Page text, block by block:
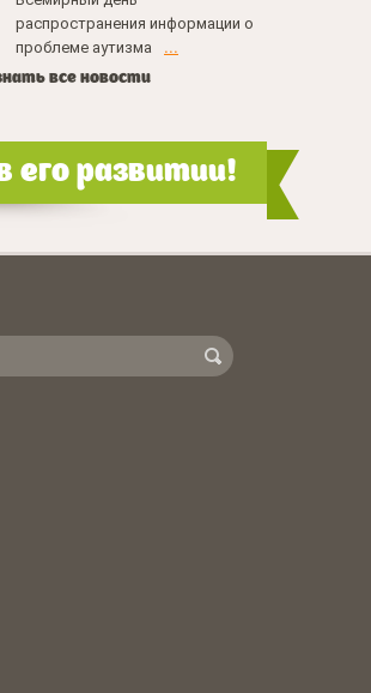
распространения информации о
проблеме аутизма
...
все новости
развитии!